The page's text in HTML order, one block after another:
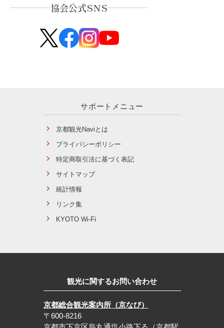
協会公式SNS
サポートメニュー
京都観光Naviとは
プライバシーポリシー
特定商取引法に基づく表記
サイトマップ
統計情報
リンク集
KYOTO Wi-Fi
観光に関するお問い合わせ
京都総合観光案内所（京なび）
〒600-8216